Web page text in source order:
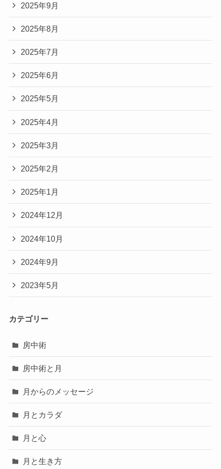
2025年9月
2025年8月
2025年7月
2025年6月
2025年5月
2025年4月
2025年3月
2025年2月
2025年1月
2024年12月
2024年10月
2024年9月
2023年5月
カテゴリー
房中術
房中術と月
月からのメッセージ
月とカラダ
月と心
月と生き方